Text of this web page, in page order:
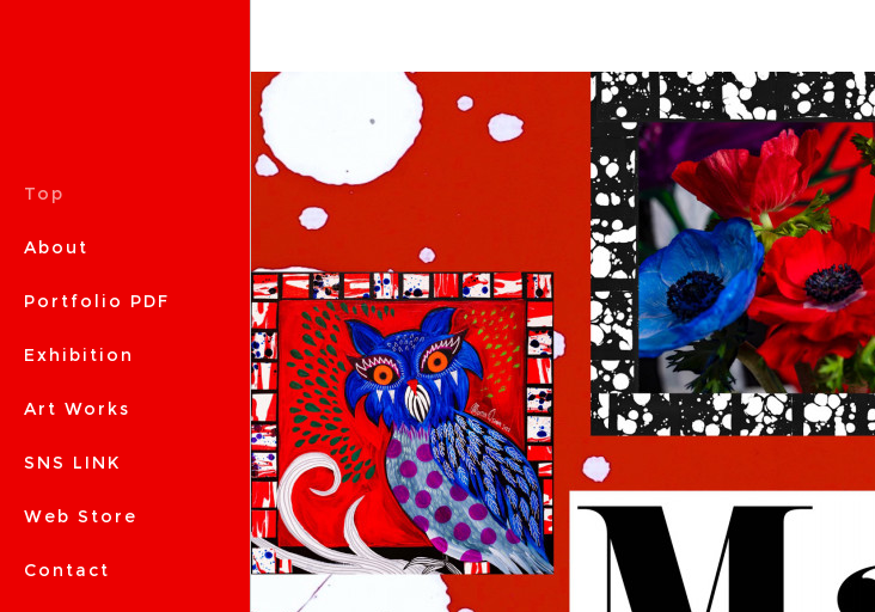
Top
About
Portfolio PDF
Exhibition
Art Works
SNS LINK
Web Store
Contact